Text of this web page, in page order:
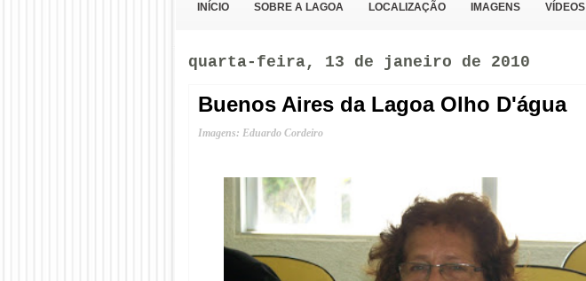
INÍCIO SOBRE A LAGOA LOCALIZAÇÃO IMAGENS VÍDEOS
quarta-feira, 13 de janeiro de 2010
Buenos Aires da Lagoa Olho D'água
Imagens: Eduardo Cordeiro